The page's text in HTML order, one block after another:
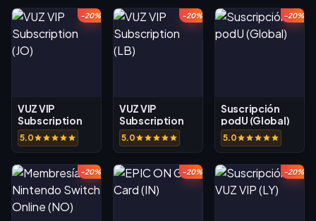
-20%
VUZ VIP
Subscription
(JO)
5.0
-20%
VUZ VIP
Subscription
(LB)
5.0
-20%
Suscripción
podU (Global)
5.0
-20% -20% -20%